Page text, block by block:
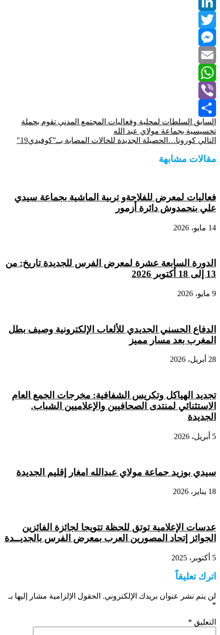
LinkedIn
Twitter
Messenger
Email
WhatsApp
Viber
Share
السابق السلطات لمحلية وفعاليات المجتمع المدني تقوم بحملة
تحسيسية بجماعة مولاي عبد الله
التالي كورونا…الحصيلة الجديدة للحالات المصابة بــ”كوفيدي19″
مقالات مشابهة
فعاليات لمعرض للفلاحةو تربية الماشية بجماعة سيدي
علي بنحمدوش دائرة أزمور
14 مايو، 2026
الدورة السابعة عشرة لمعرض الفرس للجديدة تاريخ: من
13 إلى 18 أكتوبر 2026
9 مايو، 2026
الدفاع الحسني الجديدي للألعاب الإلكترونية وصيف بطل
المغرب بعد مسار مميز
28 أبريل، 2026
تجديد الهياكل وتكريس الشفافية: مخرجات الجمع العام
الاستثنائي لمنتدى الصحافيين والإعلاميين الشباب.
الجديدة
5 أبريل، 2026
سيدي بوزيد جماعة مولاي عبدالله امغار إقليم الجديدة
18 يناير، 2026
عدسات الإعلامية توتق للحظة تتويجا لجائزة الفائزين
الجوائز إتحاد المصورين العرب بمعرض الفرس بالجديــدة
5 أكتوبر، 2025
اترك تعليقاً
لن يتم نشر عنوان بريدك الإلكتروني. الحقول الإلزامية مشار إليها بـ
*
التعليق *